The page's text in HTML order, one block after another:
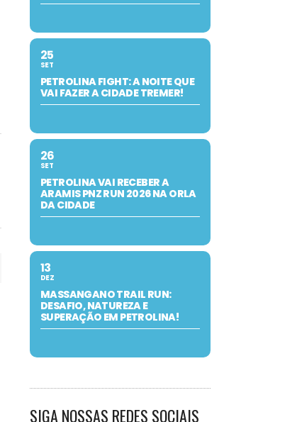
25
SET
PETROLINA FIGHT: A NOITE QUE
VAI FAZER A CIDADE TREMER!
26
SET
PETROLINA VAI RECEBER A
ARAMIS PNZ RUN 2026 NA ORLA
DA CIDADE
13
DEZ
MASSANGANO TRAIL RUN:
DESAFIO, NATUREZA E
SUPERAÇÃO EM PETROLINA!
SIGA NOSSAS REDES SOCIAIS